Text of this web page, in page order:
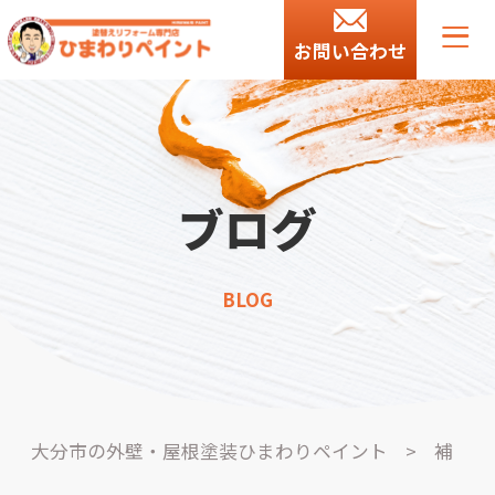
お問い合わせ
ブログ
BLOG
大分市の外壁・屋根塗装ひまわりペイント > 補